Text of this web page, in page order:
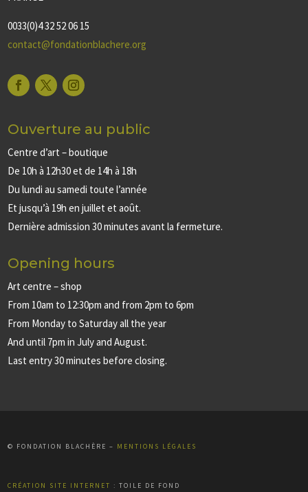
0033(0)4 32 52 06 15
contact@fondationblachere.org
Ouverture au public
Centre d’art – boutique
De 10h à 12h30 et de 14h à 18h
Du lundi au samedi toute l’année
Et jusqu’à 19h en juillet et août.
Dernière admission 30 minutes avant la fermeture.
Opening hours
Art centre – shop
From 10am to 12:30pm and from 2pm to 6pm
From Monday to Saturday all the year
And until 7pm in July and August.
Last entry 30 minutes before closing.
© FONDATION BLACHÈRE – MENTIONS LÉGALES
CRÉATION SITE INTERNET :TOILE DE FOND